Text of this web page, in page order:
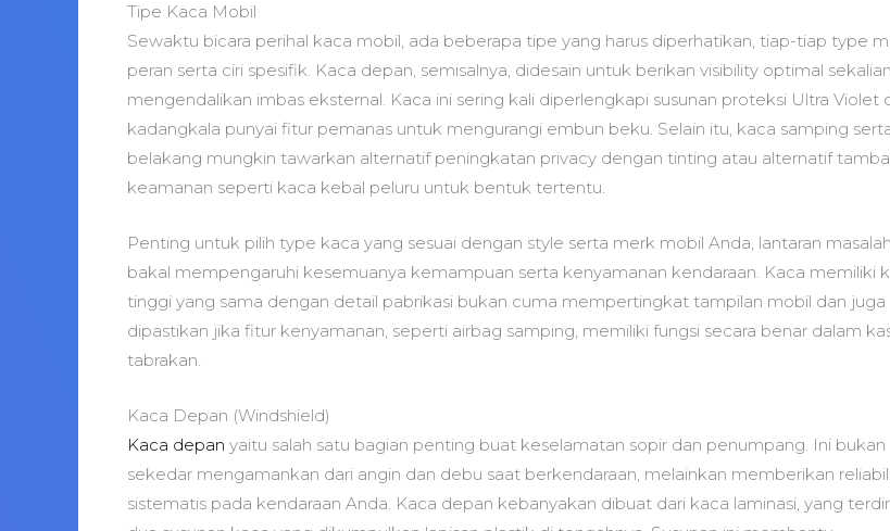
Tipe Kaca Mobil
Sewaktu bicara perihal kaca mobil, ada beberapa tipe yang harus diperhatikan, tiap-tiap type
peran serta ciri spesifik. Kaca depan, semisalnya, didesain untuk berikan visibility optimal sekalian
mengendalikan imbas eksternal. Kaca ini sering kali diperlengkapi susunan proteksi Ultra Violet
kadangkala punyai fitur pemanas untuk mengurangi embun beku. Selain itu, kaca samping
belakang mungkin tawarkan alternatif peningkatan privacy dengan tinting atau alternatif
keamanan seperti kaca kebal peluru untuk bentuk tertentu.
Penting untuk pilih type kaca yang sesuai dengan style serta merk mobil Anda, lantaran
bakal mempengaruhi kesemuanya kemampuan serta kenyamanan kendaraan. Kaca memiliki
tinggi yang sama dengan detail pabrikasi bukan cuma mempertingkat tampilan mobil dan juga
dipastikan jika fitur kenyamanan, seperti airbag samping, memiliki fungsi secara benar dalam
tabrakan.
Kaca Depan (Windshield)
Kaca depan yaitu salah satu bagian penting buat keselamatan sopir dan penumpang. Ini bukan
sekedar mengamankan dari angin dan debu saat berkendaraan, melainkan memberikan
sistematis pada kendaraan Anda. Kaca depan kebanyakan dibuat dari kaca laminasi, yang